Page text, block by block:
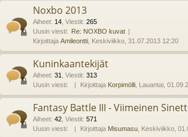
Noxbo 2013
Aiheet: 14 Viestit: 265
Uusin viesti: Re: NOXBO kuvat
Kirjoittaja Amileontti , Keskiviikko, 31.07.2013 12:20
Kuninkaantekijät
Aiheet: 31 Viestit: 313
Uusin viesti:
Kirjoittaja Korpimölli , Lauantai,
Fantasy Battle III - Viimeinen
Aiheet: 42 Viestit: 571
Uusin viesti:
Kirjoittaja Misumasu , Keskiviikko,